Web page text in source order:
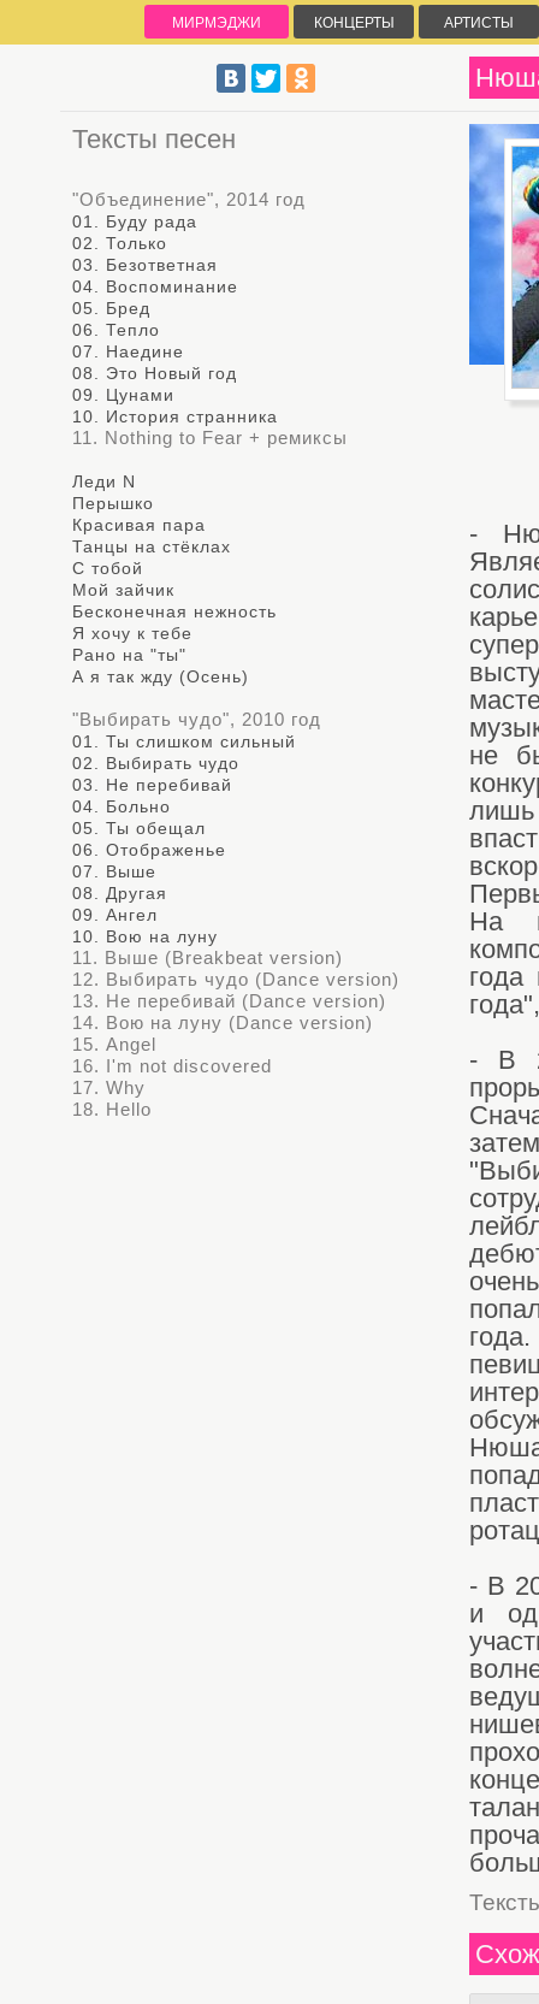
-
не
На
года
- В
- В
и
Тексты песен
"Объединение", 2014 год
01. Буду рада
02. Только
03. Безответная
04. Воспоминание
05. Бред
06. Тепло
07. Наедине
08. Это Новый год
09. Цунами
10. История странника
11. Nothing to Fear + ремиксы
Леди N
Перышко
Красивая пара
Танцы на стёклах
С тобой
Мой зайчик
Бесконечная нежность
Я хочу к тебе
Рано на "ты"
А я так жду (Осень)
"Выбирать чудо", 2010 год
01. Ты слишком сильный
02. Выбирать чудо
03. Не перебивай
04. Больно
05. Ты обещал
06. Отображенье
07. Выше
08. Другая
09. Ангел
10. Вою на луну
11. Выше (Breakbeat version)
12. Выбирать чудо (Dance version)
13. Не перебивай (Dance version)
14. Вою на луну (Dance version)
15. Angel
16. I'm not discovered
17. Why
18. Hello
МИРМЭДЖИ КОНЦЕРТЫ АРТИСТЫ